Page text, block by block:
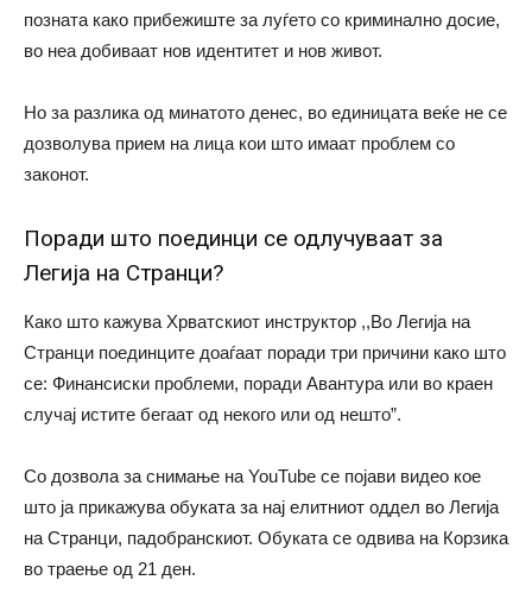
позната како прибежиште за луѓето со криминално досие,
во неа добиваат нов идентитет и нов живот.
Но за разлика од минатото денес, во единицата веќе не се
дозволува прием на лица кои што имаат проблем со
законот.
Поради што поединци се одлучуваат за
Легија на Странци?
Како што кажува Хрватскиот инструктор ,,Во Легија на
Странци поединците доаѓаат поради три причини како што
се: Финансиски проблеми, поради Авантура или во краен
случај истите бегаат од некого или од нешто”.
Со дозвола за снимање на YouTube се појави видео кое
што ја прикажува обуката за нај елитниот оддел во Легија
на Странци, падобранскиот. Обуката се одвива на Корзика
во траење од 21 ден.